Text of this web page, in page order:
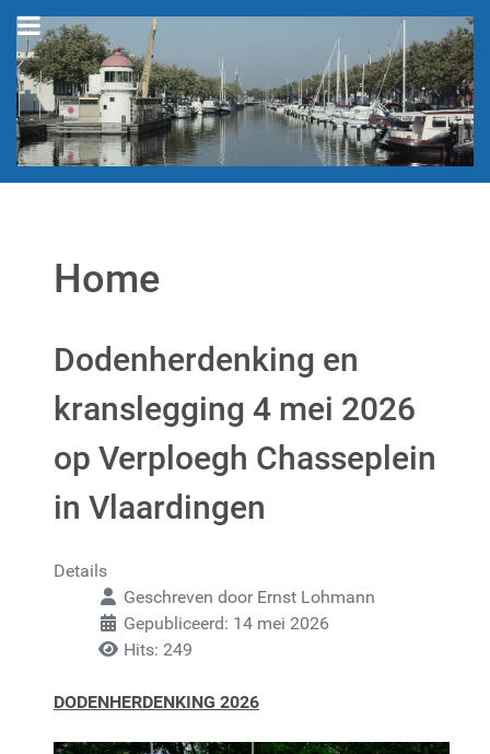
Home
Dodenherdenking en
kranslegging 4 mei 2026
op Verploegh Chasseplein
in Vlaardingen
Details
Geschreven door Ernst Lohmann
Gepubliceerd: 14 mei 2026
Hits: 249
DODENHERDENKING 2026